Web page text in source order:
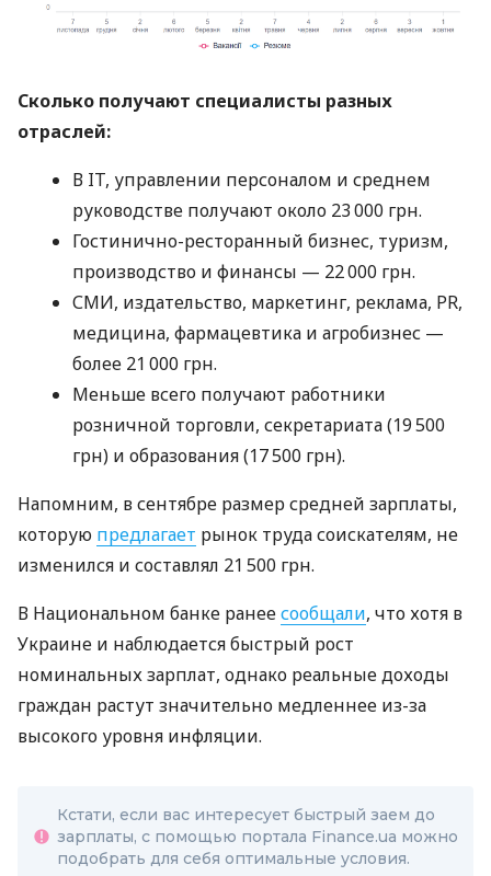
Сколько получают специалисты разных
отраслей:
В IT, управлении персоналом и среднем
руководстве получают около 23 000 грн.
Гостинично-ресторанный бизнес, туризм,
производство и финансы — 22 000 грн.
СМИ, издательство, маркетинг, реклама, PR,
медицина, фармацевтика и агробизнес —
более 21 000 грн.
Меньше всего получают работники
розничной торговли, секретариата (19 500
грн) и образования (17 500 грн).
Напомним, в сентябре размер средней зарплаты,
которую предлагает рынок труда соискателям, не
изменился и составлял 21 500 грн.
В Национальном банке ранеесообщали, что хотя в
Украине и наблюдается быстрый рост
номинальных зарплат, однако реальные доходы
граждан растут значительно медленнее из-за
высокого уровня инфляции.
Кстати, если вас интересует быстрый заем до
зарплаты, с помощью портала Finance.ua можно
подобрать для себя оптимальные условия.